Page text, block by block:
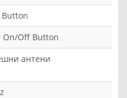
On/Off Button
антени